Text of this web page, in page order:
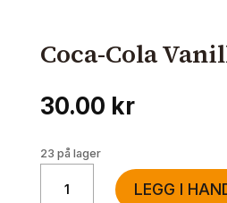
Coca-Cola
30.00 kr
23 på lager
Cola
LEGG I